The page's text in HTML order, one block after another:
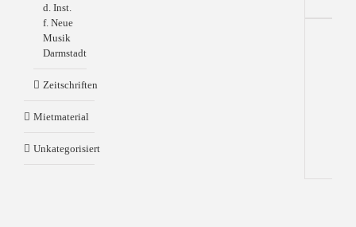
d. Inst.
f. Neue
Musik
Darmstadt
Zeitschriften
Mietmaterial
Unkategorisiert